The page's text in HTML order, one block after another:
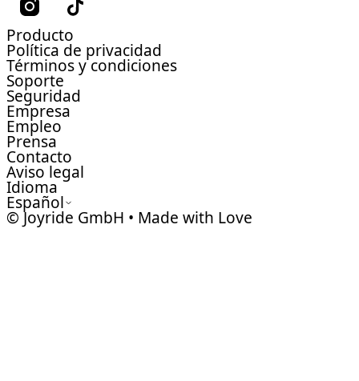
Producto
Política de privacidad
Términos y condiciones
Soporte
Seguridad
Empresa
Empleo
Prensa
Contacto
Aviso legal
Idioma
Español
© Joyride GmbH • Made with Love